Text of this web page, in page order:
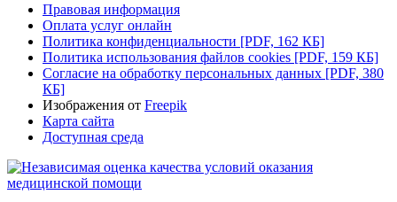
Правовая информация
Оплата услуг онлайн
Политика конфиденциальности [PDF, 162 КБ]
Политика использования файлов cookies [PDF, 159 КБ]
Согласие на обработку персональных данных [PDF, 380
КБ]
Изображения от Freepik
Карта сайта
Доступная среда